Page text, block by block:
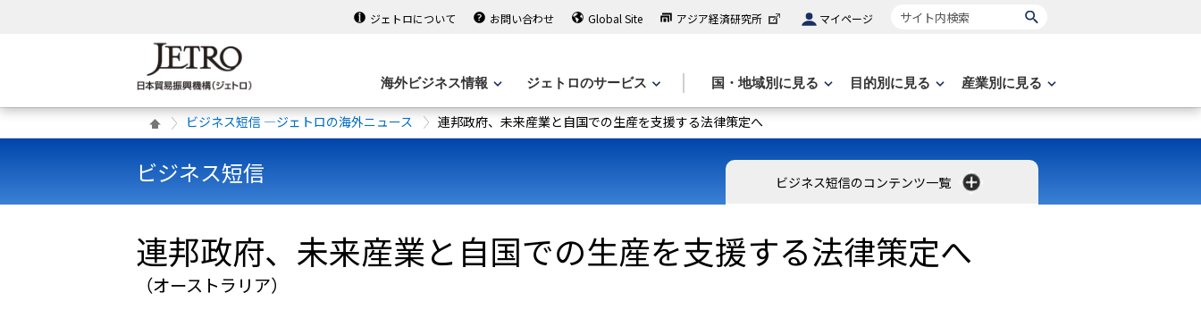
ジェトロについて お問い合わせ Global Site アジア経済研究所 マイページ サイト内検索
海外ビジネス情報 ジェトロのサービス 国・地域別に見る 目的別に見る 産業別に見る
ビジネス短信 ―ジェトロの海外ニュース 連邦政府、未来産業と自国での生産を支援する法律策定へ
ビジネス短信 ビジネス短信のコンテンツ一覧
連邦政府、未来産業と自国での生産を支援する法律策定へ
（オーストラリア）